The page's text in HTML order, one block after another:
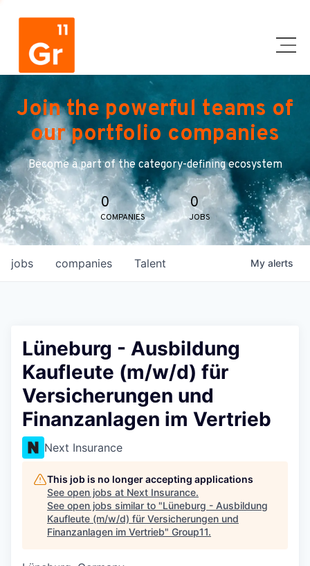
Join the powerful teams of
our portfolio companies
Become a part of the category-defining ecosystem
0
COMPANIES
0
JOBS
jobs companies Talent My alerts
Lüneburg - Ausbildung
Kaufleute (m/w/d) für
Versicherungen und
Finanzanlagen im Vertrieb
Next Insurance
This job is no longer accepting applications
See open jobs at Next Insurance.
See open jobs similar to "Lüneburg - Ausbildung
Kaufleute (m/w/d) für Versicherungen und
Finanzanlagen im Vertrieb" Group11.